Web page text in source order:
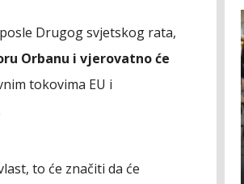
Drugog svjetskog rata,
Orbanu i vjerovatno će
tokovima EU i
to će značiti da će